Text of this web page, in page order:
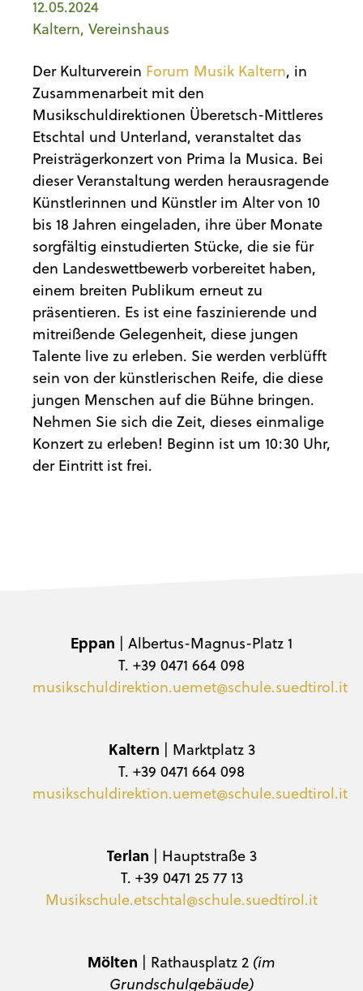
12.05.2024
Kaltern, Vereinshaus
Der Kulturverein Forum Musik Kaltern, in
Zusammenarbeit mit den
Musikschuldirektionen Überetsch-Mittleres
Etschtal und Unterland, veranstaltet das
Preisträgerkonzert von Prima la Musica. Bei
dieser Veranstaltung werden herausragende
Künstlerinnen und Künstler im Alter von 10
bis 18 Jahren eingeladen, ihre über Monate
sorgfältig einstudierten Stücke, die sie für
den Landeswettbewerb vorbereitet haben,
einem breiten Publikum erneut zu
präsentieren. Es ist eine faszinierende und
mitreißende Gelegenheit, diese jungen
Talente live zu erleben. Sie werden verblüfft
sein von der künstlerischen Reife, die diese
jungen Menschen auf die Bühne bringen.
Nehmen Sie sich die Zeit, dieses einmalige
Konzert zu erleben! Beginn ist um 10:30 Uhr,
der Eintritt ist frei.
Eppan | Albertus-Magnus-Platz 1
T. +39 0471 664 098
musikschuldirektion.uemet@schule.suedtirol.it
Kaltern | Marktplatz 3
T. +39 0471 664 098
musikschuldirektion.uemet@schule.suedtirol.it
Terlan | Hauptstraße 3
T. +39 0471 25 77 13
Musikschule.etschtal@schule.suedtirol.it
Mölten | Rathausplatz 2 (im
Grundschulgebäude)